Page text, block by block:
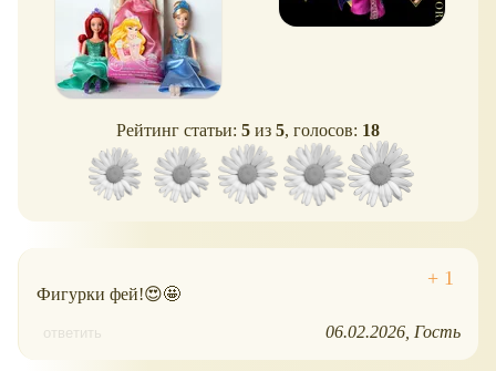
Рейтинг статьи: 5 из 5, голосов: 18
Фигурки фей!😍🤩
ответить 06.02.2026 Гость